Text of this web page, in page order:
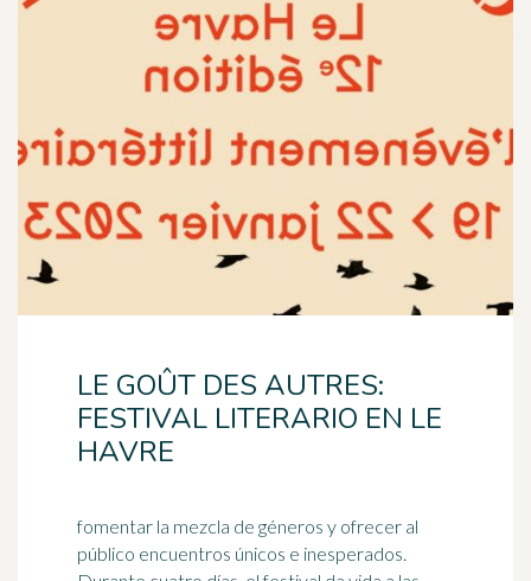
LE GOÛT DES AUTRES:
FESTIVAL LITERARIO EN LE
HAVRE
fomentar la mezcla de géneros y ofrecer al
público encuentros únicos e inesperados.